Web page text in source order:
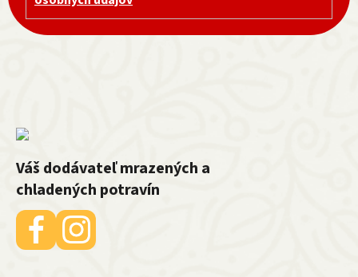
Váš dodávateľ mrazených a
chladených potravín